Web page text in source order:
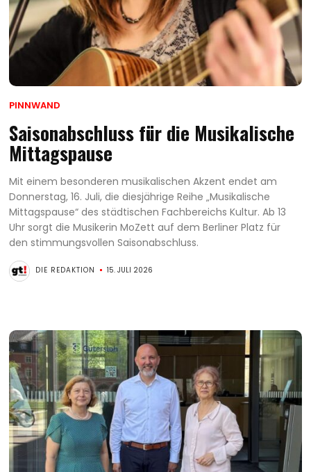
PINNWAND
Saisonabschluss für die Musikalische
Mittagspause
Mit einem besonderen musikalischen Akzent endet am
Donnerstag, 16. Juli, die diesjährige Reihe „Musikalische
Mittagspause“ des städtischen Fachbereichs Kultur. Ab 13
Uhr sorgt die Musikerin MoZett auf dem Berliner Platz für
den stimmungsvollen Saisonabschluss.
DIE REDAKTION 15. JULI 2026